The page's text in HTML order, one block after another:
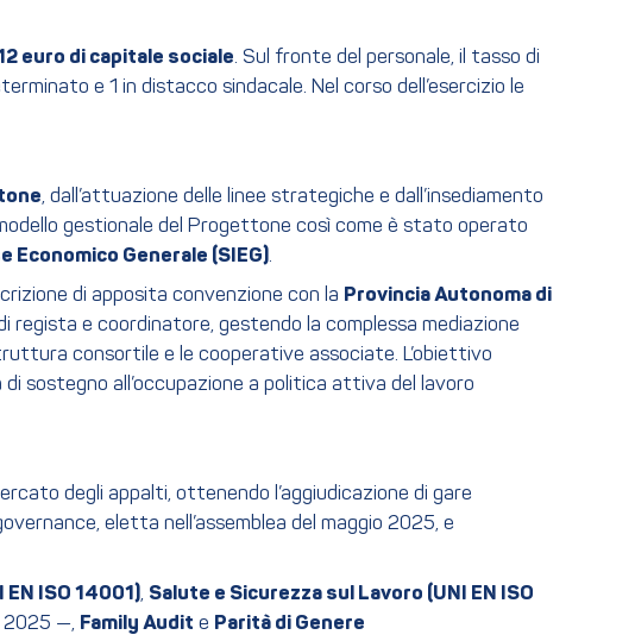
euro di capitale sociale. Sul fronte del personale, il tasso di
e 1 in distacco sindacale. Nel corso dell’esercizio le
, dall’attuazione delle linee strategiche e dall’insediamento
gestionale del Progettone così come è stato operato
Economico Generale (SIEG).
di apposita convenzione con la Provincia Autonoma di
regista e coordinatore, gestendo la complessa mediazione
consortile e le cooperative associate. L’obiettivo
sostegno all’occupazione a politica attiva del lavoro
degli appalti, ottenendo l’aggiudicazione di gare
eletta nell’assemblea del maggio 2025, e
ISO 14001), Salute e Sicurezza sul Lavoro (UNI EN ISO
2025 —, Family Audit e Parità di Genere